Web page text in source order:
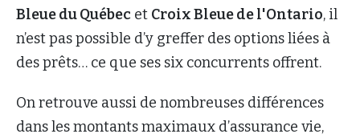
Bleue du Québec et Croix Bleue de l'Ontario, il
n’est pas possible d’y greffer des options liées à
des prêts… ce que ses six concurrents offrent.
On retrouve aussi de nombreuses différences
dans les montants maximaux d’assurance vie,